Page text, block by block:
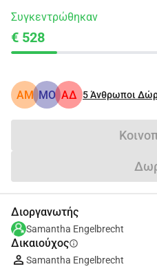
Συγκεντρώθηκαν
€ 528
AM MO ΑΔ 5Άνθρωποι
Διοργανωτής
Samantha Engelbrecht
Δικαιούχοςinfo
Samantha Engelbrecht